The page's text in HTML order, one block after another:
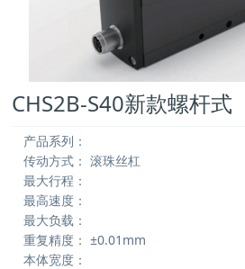
CHS2B-S40新款螺杆式
产品系列：
传动方式： 滚珠丝杠
最大行程：
最高速度：
最大负载：
重复精度： ±0.01mm
本体宽度：